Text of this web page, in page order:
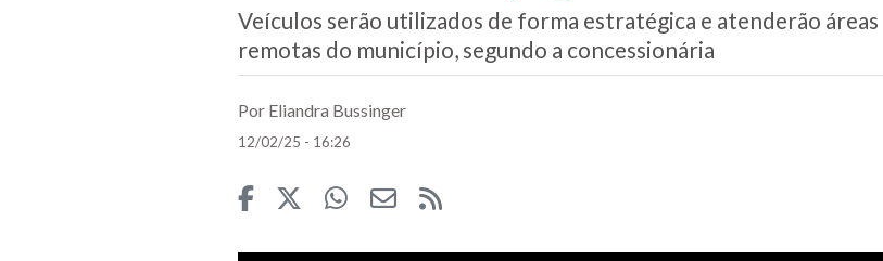
Veículos serão utilizados de forma estratégica e atenderão áreas
remotas do município, segundo a concessionária
Por Eliandra Bussinger
12/02/25 - 16:26